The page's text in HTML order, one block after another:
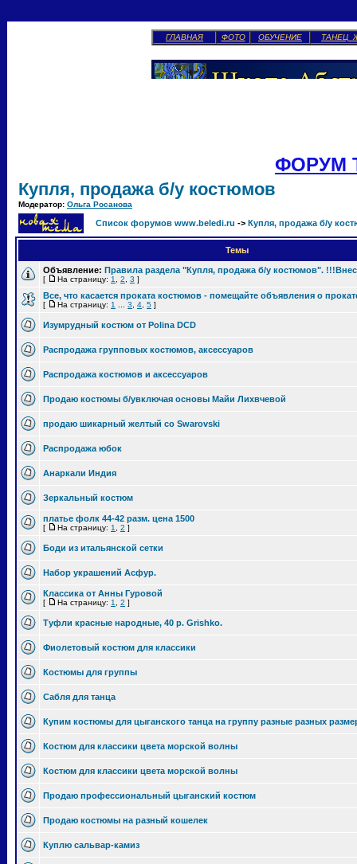
ГЛАВНАЯ ФОТО ОБУЧЕНИЕ ТАНЕЦ
ФОРУМ
Купля, продажа б/у костюмов
Модератор: Ольга Росанова
Список форумов www.beledi.ru -> Купля, продажа б/у
Темы
Объявление: Правила раздела "Купля, продажа б/у костюмов".
[ На страницу: 1 2 3 ]
Все, что касается проката костюмов - помещайте объявления о
[ На страницу: 1 3 4 5 ]
Изумрудный костюм от Polina DCD
Распродажа групповых костюмов, аксессуаров
Распродажа костюмов и аксессуаров
Продаю костюмы б/увключая основы Майи Лихвчевой
продаю шикарный желтый со Swarovski
Распродажа юбок
Анаркали Индия
Зеркальный костюм
платье фолк 44-42 разм. цена 1500
[ На страницу: 1 2 ]
Боди из итальянской сетки
Набор украшений Асфур.
Классика от Анны Гуровой
[ На страницу: 1 2 ]
Туфли красные народные, 40 р. Grishko.
Фиолетовый костюм для классики
Костюмы для группы
Сабля для танца
Купим костюмы для цыганского танца на группу разные разных
Костюм для классики цвета морской волны
Костюм для классики цвета морской волны
Продаю профессиональный цыганский костюм
Продаю костюмы на разный кошелек
Куплю сальвар-камиз